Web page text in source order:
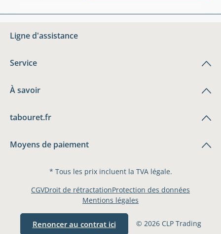
Ligne d'assistance
Service
À savoir
tabouret.fr
Moyens de paiement
* Tous les prix incluent la TVA légale.
Renoncer au contrat ici © 2026 CLP Trading
CGVDroit de rétractationProtection des données
Mentions légales